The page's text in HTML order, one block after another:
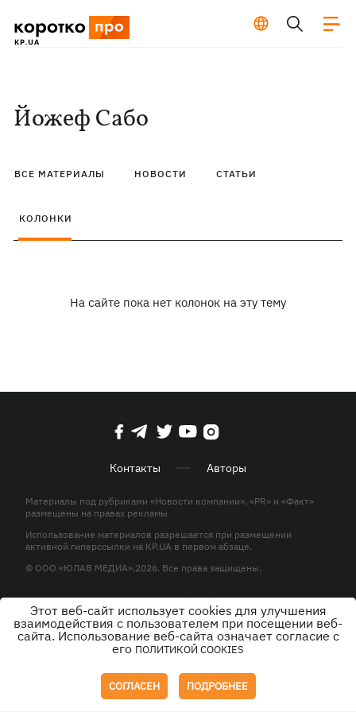
Йожеф Сабо
ВСЕ МАТЕРИАЛЫ НОВОСТИ СТАТЬИ
КОЛОНКИ
На сайте пока нет колонок на эту тему
Контакты Авторы
Материалы под рубриками «Новости компании», «PR» и «Факт»
размещены на правах рекламы
Использование материалов разрешается при размещении
активной гиперссылки на KP.UA в первом абзаце.
© ООО «ЮЛАВ МЕДИА»,2026. Все права защищены.
Дизайн
Этот веб-сайт использует cookies для улучшения
взаимодействия с пользователем при посещении веб-
сайта. Использование веб-сайта означает согласие с
его ПОЛИТИКОЙ COOKIES
СОГЛАСЕН ПОДРОБНЕЕ